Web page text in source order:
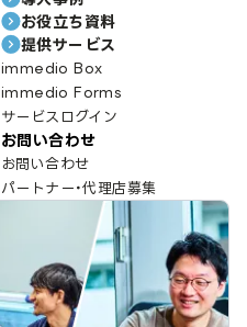
お役立ち資料
提供サービス
immedio Box
immedio Forms
サービスログイン
お問い合わせ
お問い合わせ
パートナー・代理店募集